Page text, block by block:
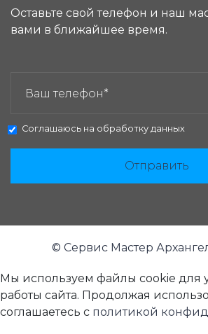
Оставьте свой телефон и наш
вами в ближайшее время.
Соглашаюсь на обработку данных
Отправить
© Сервис Мастер
Мы используем файлы cookie для
работы сайта. Продолжая
соглашаетесь с политикой